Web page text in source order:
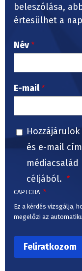
beleszólása,
értesülhet a
Név
E-mail
és e-mail
céljából.
CAPTCHA
Ez a kérdés vizsgálja,
megelőzi az